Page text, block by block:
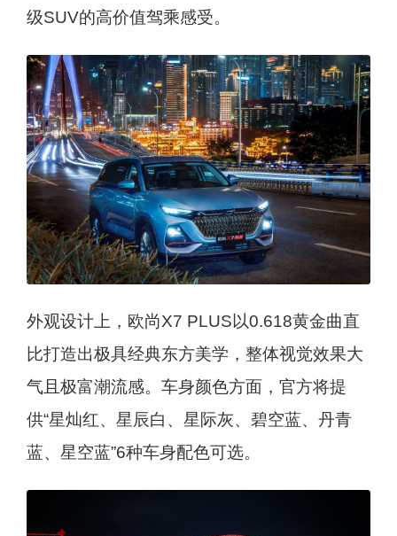
级SUV的高价值驾乘感受。
外观设计上，欧尚X7 PLUS以0.618黄金曲直
比打造出极具经典东方美学，整体视觉效果大
气且极富潮流感。车身颜色方面，官方将提
供“星灿红、星辰白、星际灰、碧空蓝、丹青
蓝、星空蓝”6种车身配色可选。